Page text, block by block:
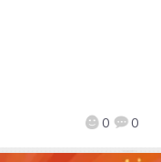
0 0